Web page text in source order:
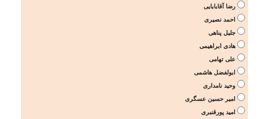
رضا آقابابایی
احمد نصیری
جلیل پناهی
هادی ابراهیمی
علی تهامی
ابولفضل هاشمی
وحید نامداری
امیر حسین عسگری
امید پورقنبری